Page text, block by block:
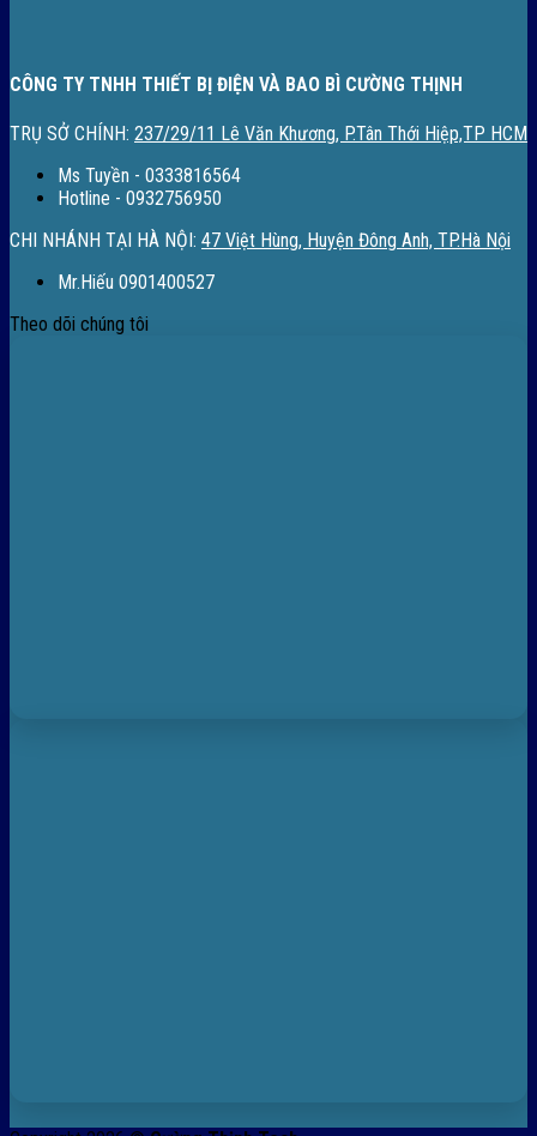
CÔNG TY TNHH THIẾT BỊ ĐIỆN VÀ BAO BÌ CƯỜNG THỊNH
TRỤ SỞ CHÍNH: 237/29/11 Lê Văn Khương, P.Tân Thới Hiệp,TP HCM
Ms Tuyền - 0333816564
Hotline - 0932756950
CHI NHÁNH TẠI HÀ NỘI: 47 Việt Hùng, Huyện Đông Anh, TP.Hà Nội
Mr.Hiếu 0901400527
Theo dõi chúng tôi